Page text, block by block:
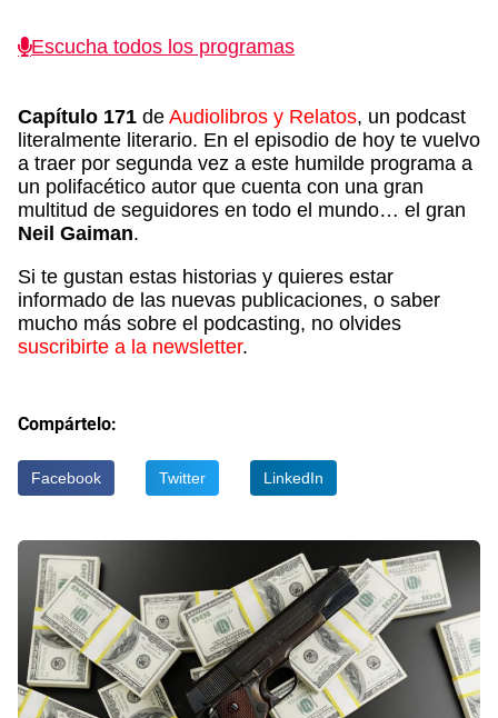
Escucha todos los programas
Capítulo 171 de Audiolibros y Relatos, un podcast
literalmente literario. En el episodio de hoy te vuelvo
a traer por segunda vez a este humilde programa a
un polifacético autor que cuenta con una gran
multitud de seguidores en todo el mundo… el gran
Neil Gaiman.
Si te gustan estas historias y quieres estar
informado de las nuevas publicaciones, o saber
mucho más sobre el podcasting, no olvides
suscribirte a la newsletter.
Compártelo:
Facebook Twitter LinkedIn